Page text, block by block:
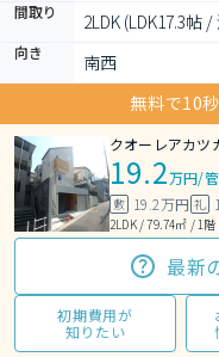
間取り 2LDK (LDK17.3帖
向き
南西
無料で10
クオーレアカツ
19.2万円/
敷 19.2万円 礼
2LDK / 79.74㎡ / 1階
最新
初期費用が
知りたい